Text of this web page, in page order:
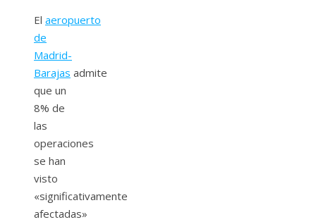
El aeropuerto
de
Madrid-
Barajas admite
que un
8% de
las
operaciones
se han
visto
«significativamente
afectadas»